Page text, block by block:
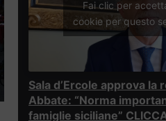
Fai clic per
cookie per questo
Sala d’Ercole approva la
Abbate: “Norma
famiglie siciliane”